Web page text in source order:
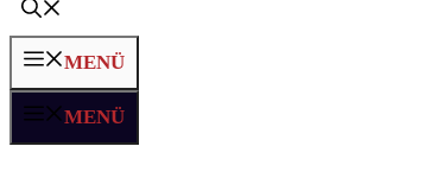
MENÜ
MENÜ